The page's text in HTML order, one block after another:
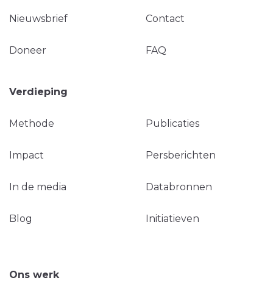
Nieuwsbrief Contact
Doneer FAQ
Verdieping
Methode Publicaties
Impact Persberichten
In de media Databronnen
Blog Initiatieven
Ons werk